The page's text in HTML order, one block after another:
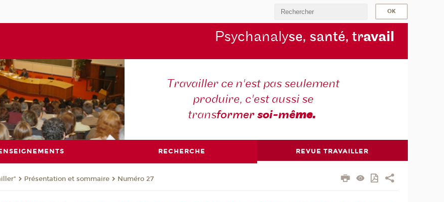
Psychanalyse, santé, travail
Travailler ce n'est pas seulement
produire, c'est aussi se
transformersoi-même.
RECHERCHE REVUE TRAVAILLER
Présentation et sommaire Numéro 27